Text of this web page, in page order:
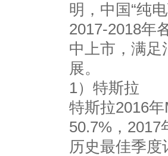
明，中国“纯
2017-2018年
中上市，满足
展。
1）特斯拉
特斯拉2016
50.7%，2017
历史最佳季度